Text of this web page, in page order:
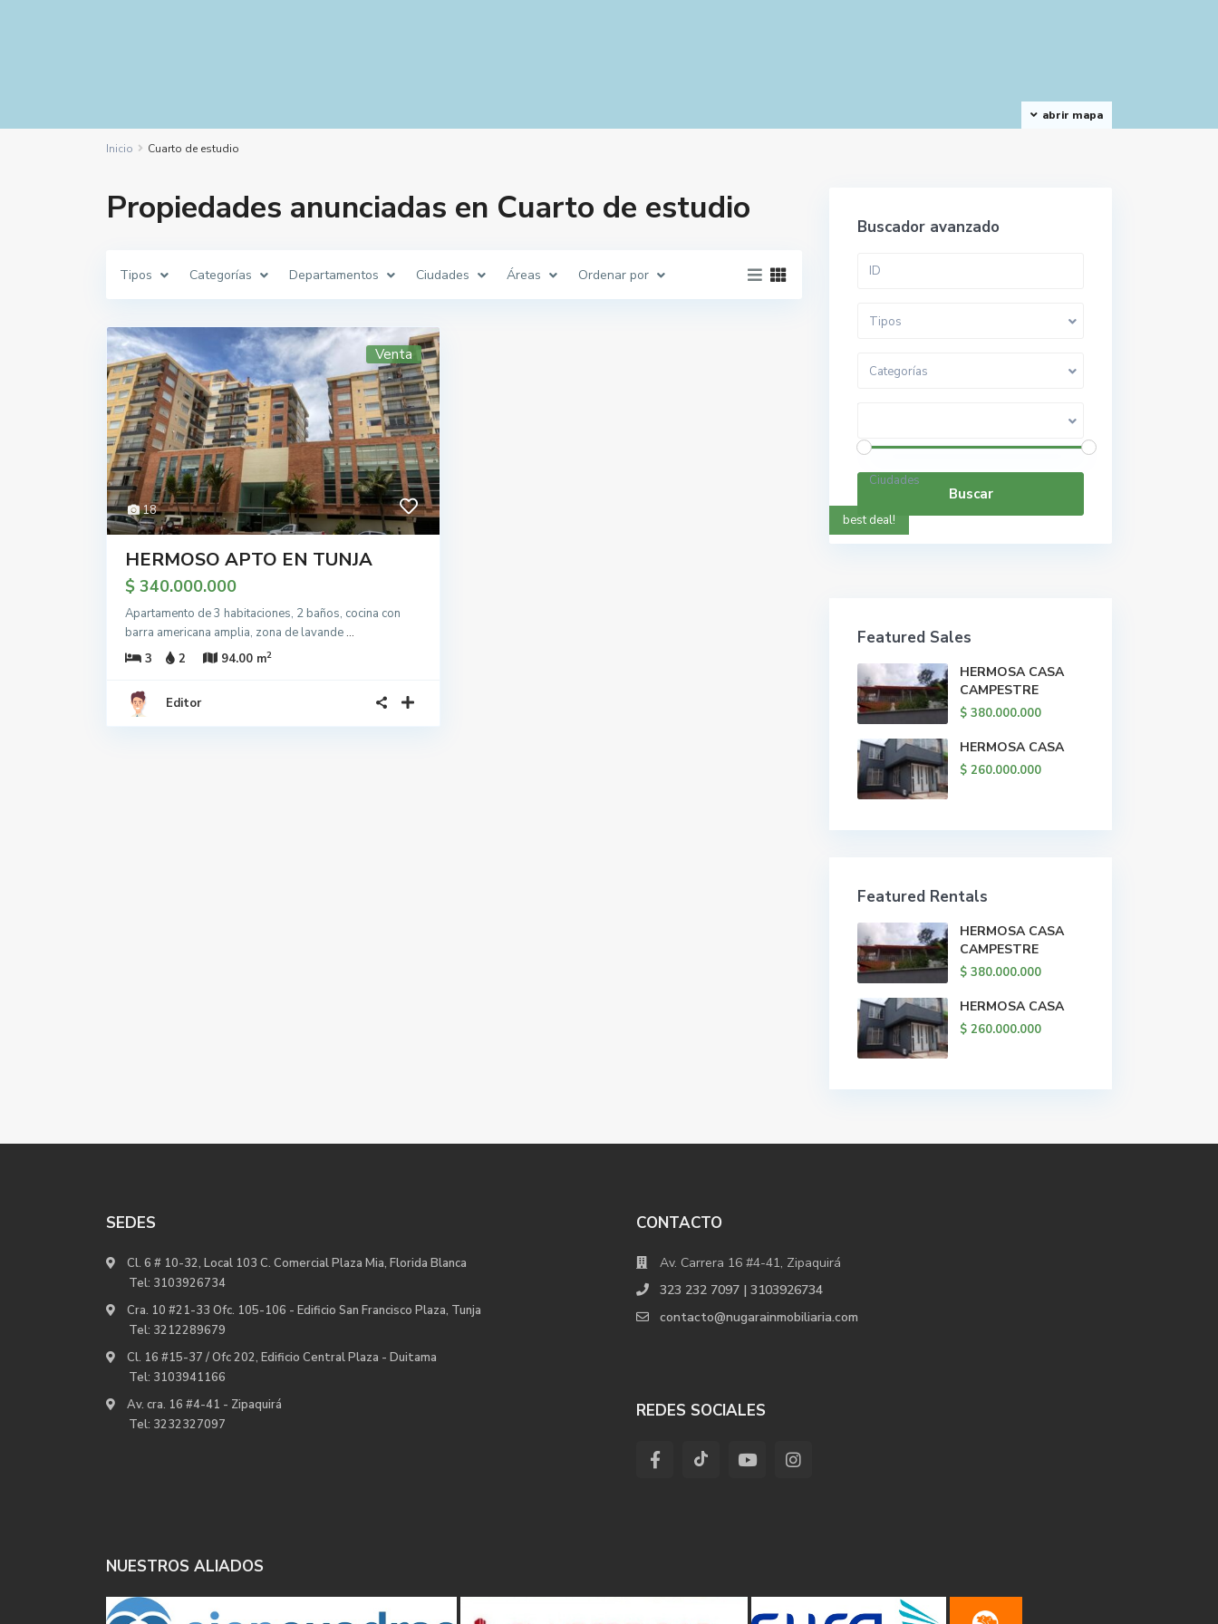
abrir mapa
Inicio Cuarto de estudio
Propiedades anunciadas en Cuarto de estudio
Tipos Categorías Departamentos Ciudades Áreas Ordenar por
18
Venta
HERMOSO APTO EN TUNJA
$ 340.000.000
Apartamento de 3 habitaciones, 2 baños, cocina con
barra americana amplia, zona de lavande...
3
2 94.00 m2
Editor
Buscador avanzado
Tipos
Categorías
Rango de precios:
Ciudades
Buscar
best deal!
Featured Sales
HERMOSA CASA
CAMPESTRE
$ 380.000.000
HERMOSA CASA
$ 260.000.000
Featured Rentals
HERMOSA CASA
CAMPESTRE
$ 380.000.000
HERMOSA CASA
$ 260.000.000
SEDES
Cl. 6 # 10-32, Local 103 C. Comercial Plaza Mia, Florida Blanca
Tel: 3103926734
Cra. 10 #21-33 Ofc. 105-106 - Edificio San Francisco Plaza, Tunja
Tel: 3212289679
Cl. 16 #15-37 / Ofc 202, Edificio Central Plaza - Duitama
Tel: 3103941166
Av. cra. 16 #4-41 - Zipaquirá
Tel: 3232327097
CONTACTO
Av. Carrera 16 #4-41, Zipaquirá
323 232 7097 | 3103926734
contacto@nugarainmobiliaria.com
REDES SOCIALES
NUESTROS ALIADOS